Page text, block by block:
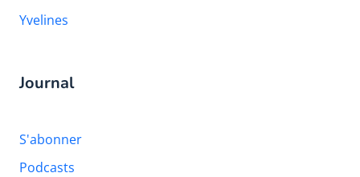
Yvelines
Journal
S'abonner
Podcasts